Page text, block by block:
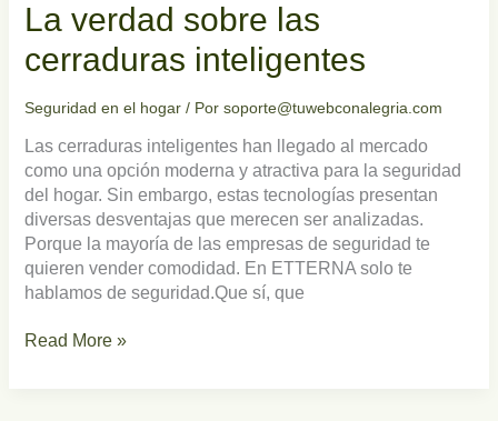
La verdad sobre las
cerraduras inteligentes
Seguridad en el hogar/ Por soporte@tuwebconalegria.com
Las cerraduras inteligentes han llegado al mercado
como una opción moderna y atractiva para la seguridad
del hogar. Sin embargo, estas tecnologías presentan
diversas desventajas que merecen ser analizadas.
Porque la mayoría de las empresas de seguridad te
quieren vender comodidad. En ETTERNA solo te
hablamos de seguridad.Que sí, que
las
cerraduras
inteligentes
Read More »